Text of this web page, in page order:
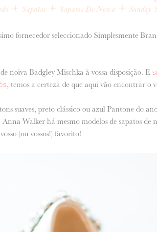
+ Sapatos + Sapatos De Noiva + Sunday
fornecedor seleccionado Simplesmente
noiva Badgley Mischka à vossa disposição. E
, temos a certeza de que aqui vão encontrar o
suaves, preto clássico ou azul Pantone do
Walker há mesmo modelos de sapatos de
(ou vossos!) favorito!